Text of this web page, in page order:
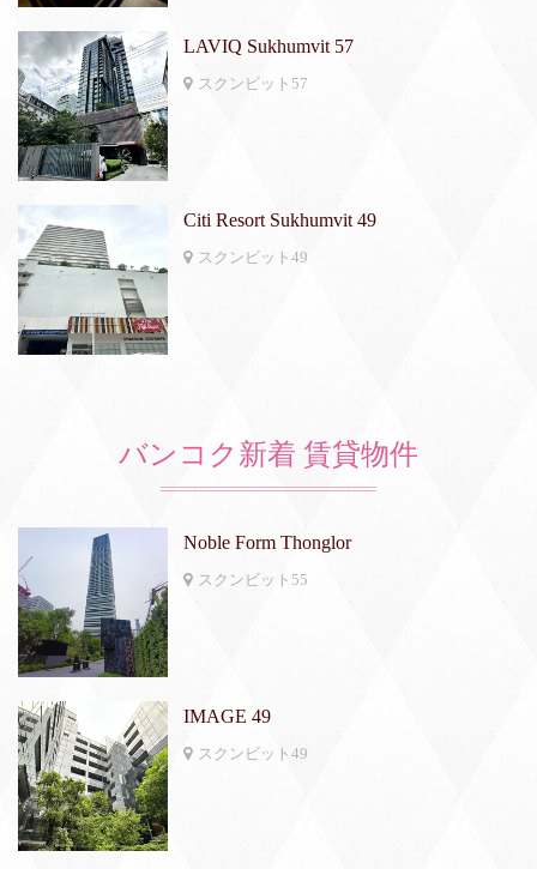
LAVIQ Sukhumvit 57
スクンビット57
Citi Resort Sukhumvit 49
スクンビット49
バンコク新着 賃貸物件
Noble Form Thonglor
スクンビット55
IMAGE 49
スクンビット49